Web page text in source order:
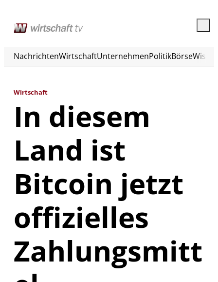
NachrichtenWirtschaftUnternehmenPolitikBörse
Wirtschaft
In diesem
Land ist
Bitcoin jetzt
offizielles
Zahlungsmitt